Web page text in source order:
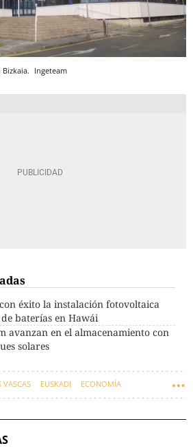
Ingeteam
éxito la instalación fotovoltaica
baterías en Hawái
avanzan en el almacenamiento con
solares
VASCAS EUSKADI ECONOMÍA